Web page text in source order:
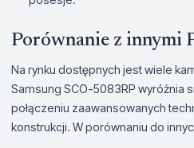
Porównanie z innymi
Na rynku dostępnych jest wiele
Samsung SCO-5083RP wyróżnia
połączeniu zaawansowanych
konstrukcji. W porównaniu do